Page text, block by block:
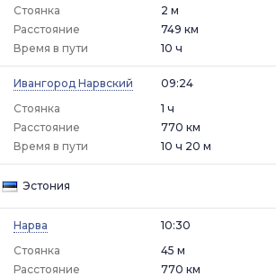
Стоянка
2 м
Расстояние
749 км
Время в пути
10 ч
Ивангород Нарвский
09:24
Стоянка
1 ч
Расстояние
770 км
Время в пути
10 ч 20 м
Эстония
Нарва
10:30
Стоянка
45 м
Расстояние
770 км